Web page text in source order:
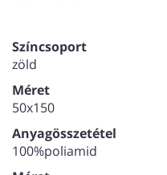
Színcsoport
zöld
Méret
50x150
Anyagösszetétel
100%poliamid